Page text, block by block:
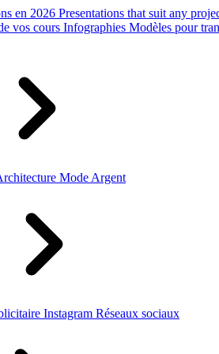
en 2026 Presentations that suit any
vos cours Infographies Modèles pour
Mode Argent
Instagram Réseaux sociaux